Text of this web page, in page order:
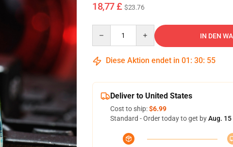
18,77 £ $23.76
IN DEN
Diese Aktion endet in 01 : 30: 54
Deliver to United States
Cost to ship:$6.99
Standard - Order today to get byAug. 15